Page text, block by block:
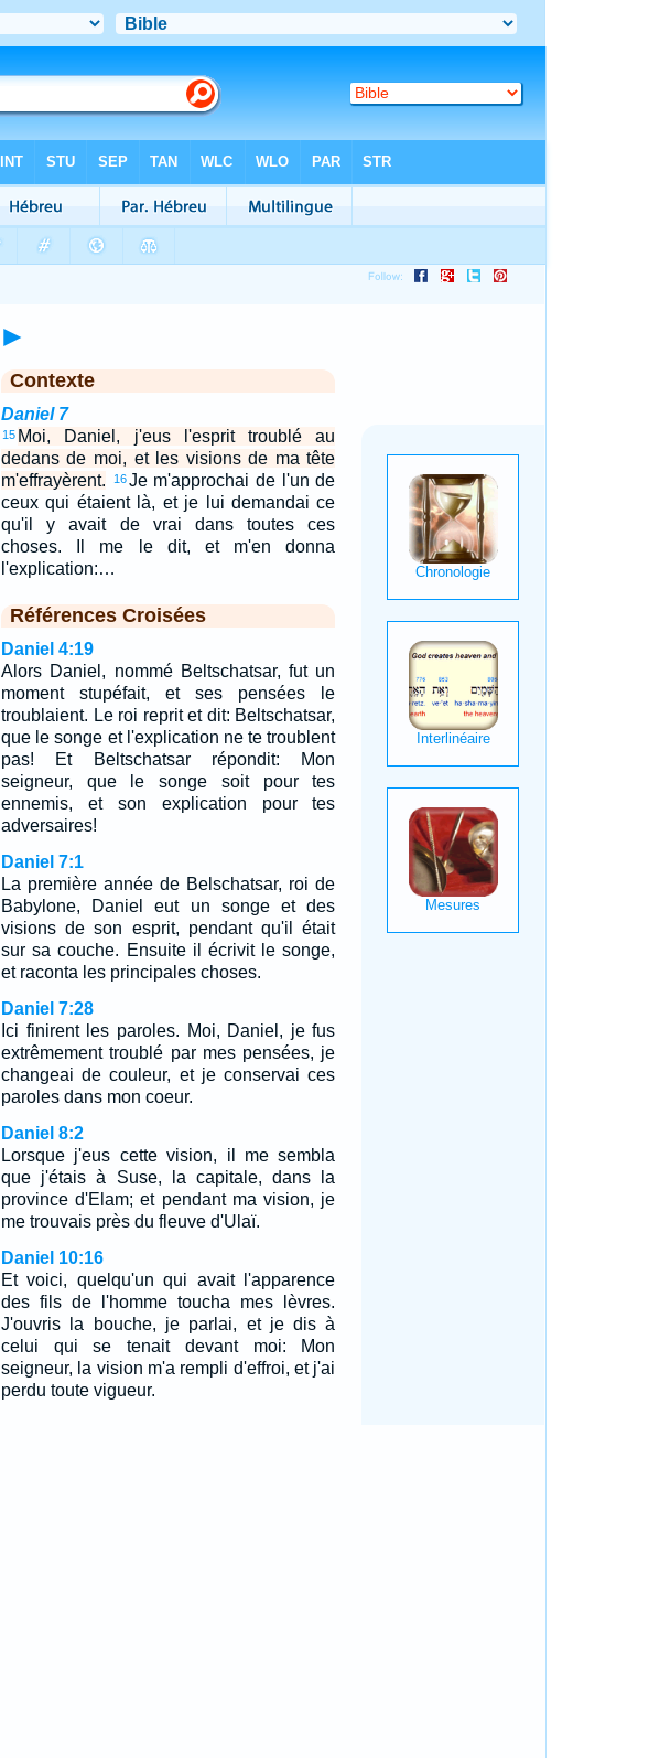
►
Contexte
Daniel 7
15 Moi, Daniel, j'eus l'esprit troublé au
dedans de moi, et les visions de ma tête
m'effrayèrent.
16Je m'approchai de l'un de
ceux qui étaient là, et je lui demandai ce
qu'il y avait de vrai dans toutes ces
choses. Il me le dit, et m'en donna
l'explication:…
Références Croisées
Daniel 4:19
Alors Daniel, nommé Beltschatsar, fut un
moment stupéfait, et ses pensées le
troublaient. Le roi reprit et dit: Beltschatsar,
que le songe et l'explication ne te troublent
pas! Et Beltschatsar répondit: Mon
seigneur, que le songe soit pour tes
ennemis, et son explication pour tes
adversaires!
Daniel 7:1
La première année de Belschatsar, roi de
Babylone, Daniel eut un songe et des
visions de son esprit, pendant qu'il était
sur sa couche. Ensuite il écrivit le songe,
et raconta les principales choses.
Daniel 7:28
Ici finirent les paroles. Moi, Daniel, je fus
extrêmement troublé par mes pensées, je
changeai de couleur, et je conservai ces
paroles dans mon coeur.
Daniel 8:2
Lorsque j'eus cette vision, il me sembla
que j'étais à Suse, la capitale, dans la
province d'Elam; et pendant ma vision, je
me trouvais près du fleuve d'Ulaï.
Daniel 10:16
Et voici, quelqu'un qui avait l'apparence
des fils de l'homme toucha mes lèvres.
J'ouvris la bouche, je parlai, et je dis à
celui qui se tenait devant moi: Mon
seigneur, la vision m'a rempli d'effroi, et j'ai
perdu toute vigueur.